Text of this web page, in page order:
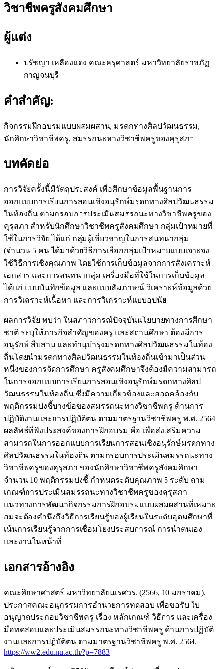
วิชาชีพครูสังคมศึกษา
ผู้แต่ง
ปรัชญา เหลืองแดง คณะครุศาสตร์ มหาวิทยาลัยราชภัฏ
กาญจนบุรี
คำสำคัญ:
กิจกรรมฝึกอบรมแบบผสมผสาน, มรดกทางศิลปวัฒนธรรม,
นักศึกษาวิชาชีพครู, สมรรถนะทางวิชาชีพครูของคุรุสภา
บทคัดย่อ
การวิจัยครั้งนี้มีวัตถุประสงค์ เพื่อศึกษาข้อมูลพื้นฐานการ
ออกแบบการเรียนการสอนเชิงอนุรักษ์มรดกทางศิลปวัฒนธรรม
ในท้องถิ่น ตามกรอบการประเมินสมรรถนะทางวิชาชีพครูของ
คุรุสภา สำหรับนักศึกษาวิชาชีพครูสังคมศึกษา กลุ่มเป้าหมายที่
ใช้ในการวิจัย ได้แก่ กลุ่มผู้เชี่ยวชาญในการสนทนากลุ่ม
(จำนวน 5 คน ได้มาด้วยวิธีการเลือกกลุ่มเป้าหมายแบบเจาะจง
ใช้วิธีการเชิงคุณภาพ โดยใช้การเก็บข้อมูลจากการสังเคราะห์
เอกสาร และการสนทนากลุ่ม เครื่องมือที่ใช้ในการเก็บข้อมูล
ได้แก่ แบบบันทึกข้อมูล และแบบสัมภาษณ์ วิเคราะห์ข้อมูลด้วย
การวิเคราะห์เนื้อหา และการวิเคราะห์แบบอุปนัย
ผลการวิจัย พบว่า ในสภาวการณ์ปัจจุบันนโยบายทางการศึกษา
ชาติ ระบุให้ภารกิจสำคัญของครู และสถานศึกษา ต้องมีการ
อนุรักษ์ สืบสาน และทำนุบำรุงมรดกทางศิลปวัฒนธรรมในท้อง
ถิ่นโดยนำมรดกทางศิลปวัฒนธรรมในท้องถิ่นเข้ามาเป็นส่วน
หนึ่งของการจัดการศึกษา ครูสังคมศึกษาจึงต้องมีความสามารถ
ในการออกแบบการเรียนการสอนเชิงอนุรักษ์มรดกทางศิลป
วัฒนธรรมในท้องถิ่น ซึ่งมีความเกี่ยวข้องและสอดคล้องกับ
พฤติกรรมบ่งชี้บางข้อของสมรรถนะทางวิชาชีพครู ด้านการ
ปฏิบัติงานและการปฏิบัติตน ตามมาตรฐานวิชาชีพครู พ.ศ. 2564
ผลลัพธ์ที่พึงประสงค์ของการฝึกอบรม คือ เพื่อส่งเสริมความ
สามารถในการออกแบบการเรียนการสอนเชิงอนุรักษ์มรดกทาง
ศิลปวัฒนธรรมในท้องถิ่น ตามกรอบการประเมินสมรรถนะทาง
วิชาชีพครูของคุรุสภา ของนักศึกษาวิชาชีพครูสังคมศึกษา
จำนวน 10 พฤติกรรมบ่งชี้ กำหนดระดับคุณภาพ 5 ระดับ ตาม
เกณฑ์การประเมินสมรรถนะทางวิชาชีพครูของคุรุสภา
แนวทางการพัฒนากิจกรรมการฝึกอบรมแบบผสมผสานที่เหมาะ
สมจะต้องคำนึงถึงวิธีการเรียนรู้ของผู้เรียนในระดับอุดมศึกษาที่
เน้นการเรียนรู้จากการเชื่อมโยงประสบการณ์ การนำตนเอง
และงานในหน้าที่
เอกสารอ้างอิง
คณะศึกษาศาสตร์ มหาวิทยาลัยนเรศวร. (2566, 10 มกราคม).
ประกาศคณะอนุกรรมการอำนวยการทดสอบ เพื่อขอรับ ใบ
อนุญาตประกอบวิชาชีพครู เรื่อง หลักเกณฑ์ วิธีการ และเครื่อง
มือทดสอบและประเมินสมรรถนะทางวิชาชีพครู ด้านการปฏิบัติ
งานและการปฏิบัติตน ตามมาตรฐานวิชาชีพครู พ.ศ. 2564.
https://ww2.edu.nu.ac.th/?p=7883